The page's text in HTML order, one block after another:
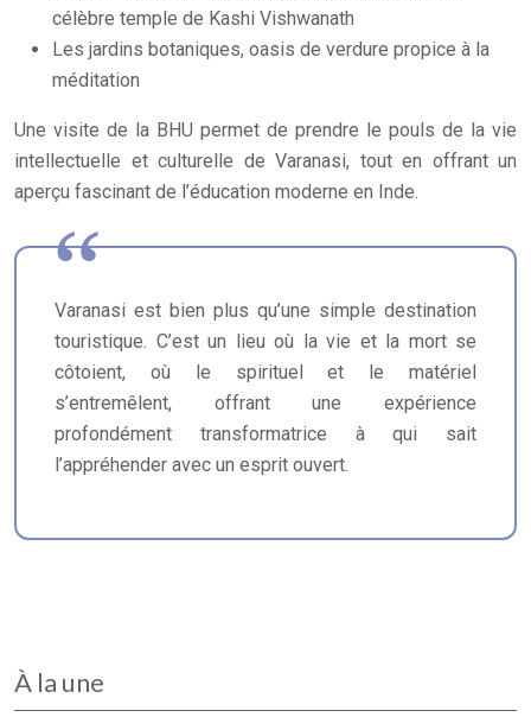
célèbre temple de Kashi Vishwanath
Les jardins botaniques, oasis de verdure propice à la
méditation
Une visite de la BHU permet de prendre le pouls de la vie
intellectuelle et culturelle de Varanasi, tout en offrant un
aperçu fascinant de l’éducation moderne en Inde.
Varanasi est bien plus qu’une simple destination
touristique. C’est un lieu où la vie et la mort se
côtoient, où le spirituel et le matériel
s’entremêlent, offrant une expérience
profondément transformatrice à qui sait
l’appréhender avec un esprit ouvert.
À la une